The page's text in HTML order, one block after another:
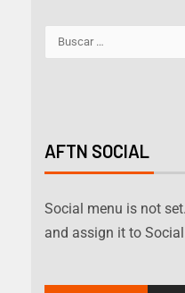
AFTN SOCIAL
Social menu is not
and assign it to